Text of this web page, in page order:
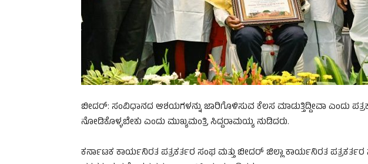
ಬೀದರ್: ಸಂವಿಧಾನದ ಆಶಯಗಳನ್ನು ಜಾರಿಗೊಳಿಸುವ ಕೆಲಸ ಮಾಡುತ್ತಿದ್ದೀವಾ ಎಂದು
ನೋಡಿಕೊಳ್ಳಬೇಕು ಎಂದು ಮುಖ್ಯಮಂತ್ರಿ ಸಿದ್ದರಾಮಯ್ಯ ನುಡಿದರು.
ಕರ್ನಾಟಕ ಕಾರ್ಯನಿರತ ಪತ್ರಕರ್ತರ ಸಂಘ ಮತ್ತು ಬೀದರ್ ಜಿಲ್ಲಾ ಕಾರ್ಯನಿರತ